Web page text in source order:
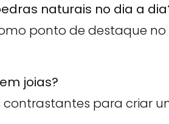
naturais no dia a
ponto de destaque
joias?
para criar